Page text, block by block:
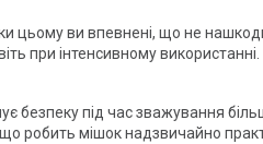
цьому ви впевнені, що не
при інтенсивному використанні.
під час зважування
робить мішок надзвичайно